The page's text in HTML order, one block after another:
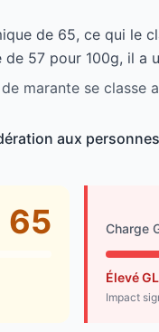
de 65, ce qui le
57 pour 100g, il
marante se classe
aux
65 Charge
Élevé GL
Impact